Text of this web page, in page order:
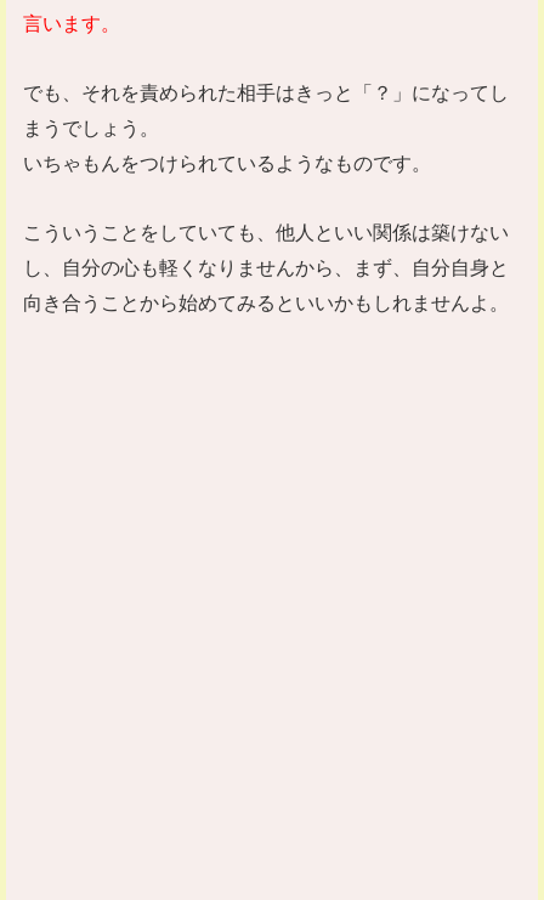
言います。
でも、それを責められた相手はきっと「？」になってし
まうでしょう。
いちゃもんをつけられているようなものです。
こういうことをしていても、他人といい関係は築けない
し、自分の心も軽くなりませんから、まず、自分自身と
向き合うことから始めてみるといいかもしれませんよ。